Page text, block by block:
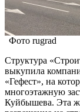
Фото rugrad
Структура
выкупила
«Гефест», на
многоэтажную
Куйбышева. Эта